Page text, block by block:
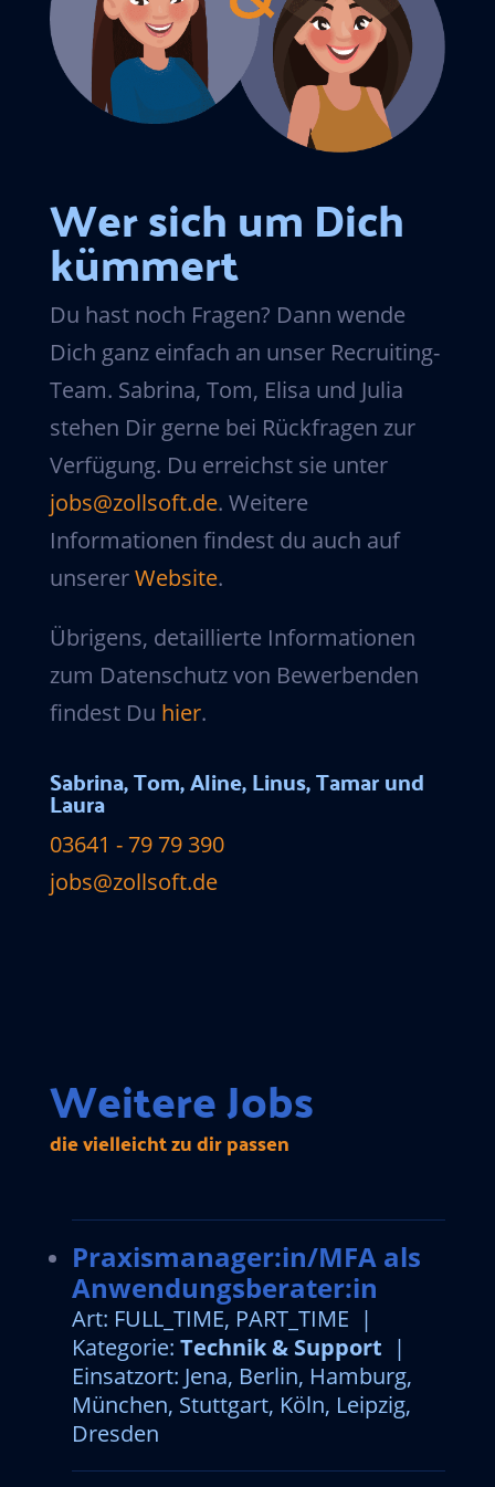
Wer sich um Dich
kümmert
Du hast noch Fragen? Dann wende
Dich ganz einfach an unser Recruiting-
Team. Sabrina, Tom, Elisa und Julia
stehen Dir gerne bei Rückfragen zur
Verfügung. Du erreichst sie unter
jobs@zollsoft.de. Weitere
Informationen findest du auch auf
unsererWebsite.
Übrigens, detaillierte Informationen
zum Datenschutz von Bewerbenden
findest Du hier.
Sabrina, Tom, Aline, Linus, Tamar und
Laura
03641 - 79 79 390
jobs@zollsoft.de
Weitere Jobs
die vielleicht zu dir passen
Praxismanager:in/MFA als
Anwendungsberater:in
Art: FULL_TIME, PART_TIME |
Kategorie: Technik & Support |
Einsatzort: Jena, Berlin, Hamburg,
München, Stuttgart, Köln, Leipzig,
Dresden